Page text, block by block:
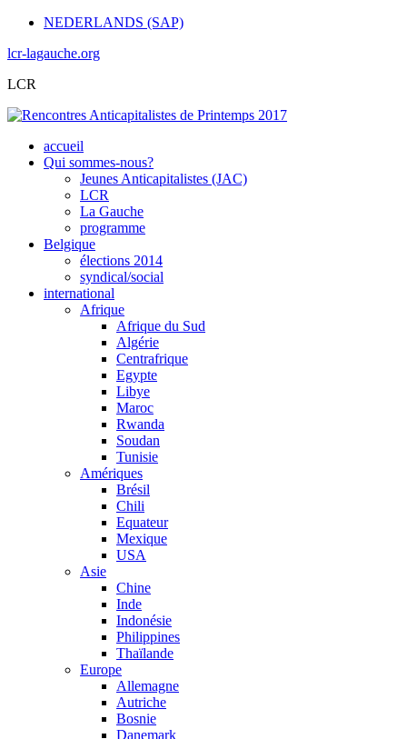
NEDERLANDS (SAP)
lcr-lagauche.org
LCR
accueil
Qui sommes-nous?
Jeunes Anticapitalistes (JAC)
LCR
La Gauche
programme
Belgique
élections 2014
syndical/social
international
Afrique
Afrique du Sud
Algérie
Centrafrique
Egypte
Libye
Maroc
Rwanda
Soudan
Tunisie
Amériques
Brésil
Chili
Equateur
Mexique
USA
Asie
Chine
Inde
Indonésie
Philippines
Thaïlande
Europe
Allemagne
Autriche
Bosnie
Danemark